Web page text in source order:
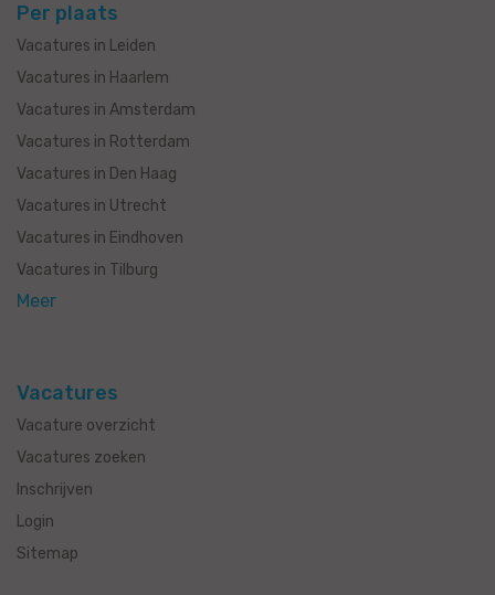
Per plaats
Vacatures in Leiden
Vacatures in Haarlem
Vacatures in Amsterdam
Vacatures in Rotterdam
Vacatures in Den Haag
Vacatures in Utrecht
Vacatures in Eindhoven
Vacatures in Tilburg
Meer
Vacatures
Vacature overzicht
Vacatures zoeken
Inschrijven
Login
Sitemap